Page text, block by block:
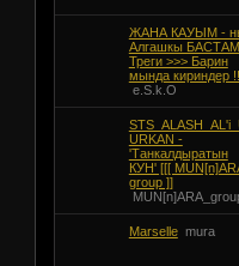
ЖАНА КАУЫМ -
Алгашкы
Треги >>> Барин
мында кириндер
e.S.k.O
URKAN -
'Танкалдыратын
КУН' [[[
group ]]
Marselle mura